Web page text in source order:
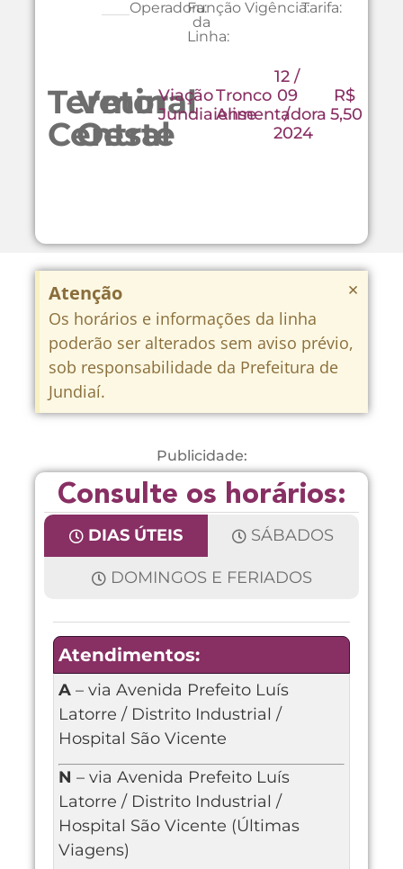
Terminal
Central
Vetor
Oeste
Operadora:Função
da
Linha:
Vigência:Tarifa:
Viação
Jundiaiense
Tronco
Alimentadora
12 /
09
/
2024
R$
5,50
Atenção
Os horários e informações da linha
poderão ser alterados sem aviso prévio,
sob responsabilidade da Prefeitura de
Jundiaí.
×
Publicidade:
Consulte os horários:
DIAS ÚTEIS SÁBADOS
DOMINGOS E FERIADOS
Atendimentos:
A – via Avenida Prefeito Luís
Latorre / Distrito Industrial /
Hospital São Vicente
N – via Avenida Prefeito Luís
Latorre / Distrito Industrial /
Hospital São Vicente (Últimas
Viagens)